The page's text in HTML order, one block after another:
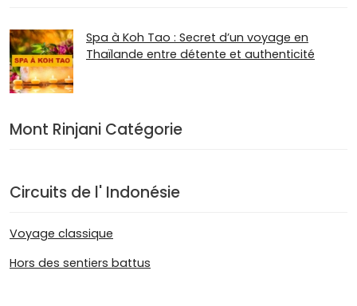
Spa à Koh Tao : Secret d’un voyage en
Thaïlande entre détente et authenticité
Mont Rinjani Catégorie
Circuits de l' Indonésie
Voyage classique
Hors des sentiers battus